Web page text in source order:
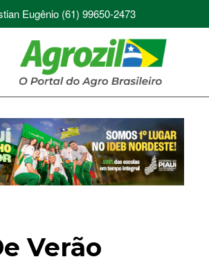
Eugênio (61) 99650-2473
Verão